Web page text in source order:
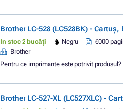
Brother LC-528 (LC528BK) -
In stoc 2 bucăți Negru 6000
Brother
Pentru ce imprimante este potrivit produsul?
Brother LC-527-XL (LC527XLC) -